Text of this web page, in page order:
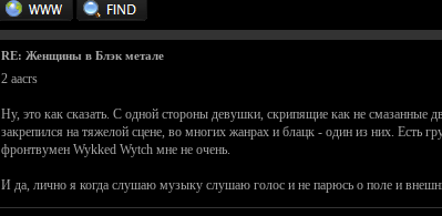
RE: Женщины в Блэк метале
2 aacrs
Ну, это как сказать. С одной стороны девушки, скрипящие как не смазанные
закрепился на тяжелой сцене, во многих жанрах и блацк - один из них. Есть
фронтвумен Wykked Wytch мне не очень.
И да, лично я когда слушаю музыку слушаю голос и не парюсь о поле и